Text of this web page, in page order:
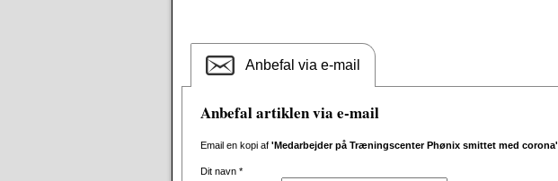
Anbefal via e-mail
Anbefal artiklen via e-mail
Email en kopi af 'Medarbejder på Træningscenter Phønix smittet med corona'
Dit navn *